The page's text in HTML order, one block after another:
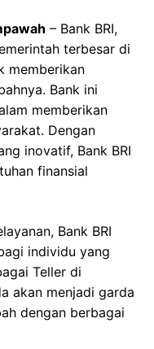
– Bank BRI,
terbesar di
memberikan
Bank ini
memberikan
Dengan
inovatif, Bank BRI
finansial
Bank BRI
individu yang
Teller di
akan menjadi garda
dengan berbagai